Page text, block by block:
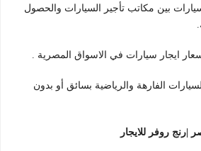
بين مكاتب تأجير السيارات والحصول
ايجار سيارات في الاسواق المصرية .
الفارهة والرياضية بسائق أو بدون
|رنج روفر للايجار